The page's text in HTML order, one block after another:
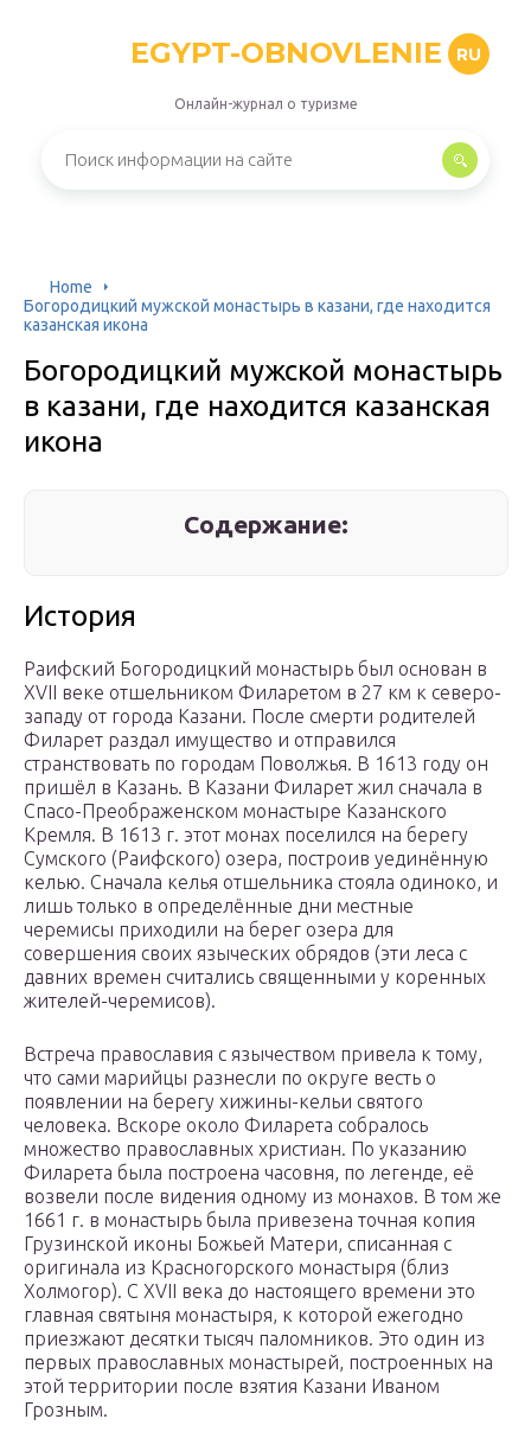
EGYPT-OBNOVLENIE RU
Онлайн-журнал о туризме
Home
Богородицкий мужской монастырь в казани, где находится
казанская икона
Богородицкий мужской монастырь
в казани, где находится казанская
икона
Содержание:
История
Раифский Богородицкий монастырь был основан в
XVII веке отшельником Филаретом в 27 км к северо-
западу от города Казани. После смерти родителей
Филарет раздал имущество и отправился
странствовать по городам Поволжья. В 1613 году он
пришёл в Казань. В Казани Филарет жил сначала в
Спасо-Преображенском монастыре Казанского
Кремля. В 1613 г. этот монах поселился на берегу
Сумского (Раифского) озера, построив уединённую
келью. Сначала келья отшельника стояла одиноко, и
лишь только в определённые дни местные
черемисы приходили на берег озера для
совершения своих языческих обрядов (эти леса с
давних времен считались священными у коренных
жителей-черемисов).
Встреча православия с язычеством привела к тому,
что сами марийцы разнесли по округе весть о
появлении на берегу хижины-кельи святого
человека. Вскоре около Филарета собралось
множество православных христиан. По указанию
Филарета была построена часовня, по легенде, её
возвели после видения одному из монахов. В том же
1661 г. в монастырь была привезена точная копия
Грузинской иконы Божьей Матери, списанная с
оригинала из Красногорского монастыря (близ
Холмогор). С XVII века до настоящего времени это
главная святыня монастыря, к которой ежегодно
приезжают десятки тысяч паломников. Это один из
первых православных монастырей, построенных на
этой территории после взятия Казани Иваном
Грозным.